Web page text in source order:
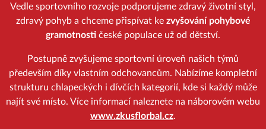
Vedle sportovního rozvoje podporujeme zdravý životní styl,
zdravý pohyb a chceme přispívat kezvyšování pohybové
gramotnosti české populace už od dětství.
Postupně zvyšujeme sportovní úroveň našich týmů
především díky vlastním odchovancům. Nabízíme kompletní
strukturu chlapeckých i dívčích kategorií, kde si každý může
najít své místo. Více informací naleznete na náborovém webu
www.zkusflorbal.cz.